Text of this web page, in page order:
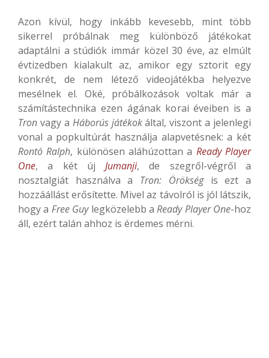
Azon kívül, hogy inkább kevesebb, mint több
sikerrel próbálnak meg különböző játékokat
adaptálni a stúdiók immár közel 30 éve, az elmúlt
évtizedben kialakult az, amikor egy sztorit egy
konkrét, de nem létező videojátékba helyezve
mesélnek el. Oké, próbálkozások voltak már a
számítástechnika ezen ágának korai éveiben is a
Tron vagy a Háborús játékokáltal, viszont a jelenlegi
vonal a popkultúrát használja alapvetésnek: a két
Rontó Ralph, különösen aláhúzottan a Ready Player
One, a két újJumanji, de szegről-végről a
nosztalgiát használva a Tron: Örökségis ezt a
hozzáállást erősítette. Mivel az távolról is jól látszik,
hogy a Free Guylegközelebb aReady Player One-hoz
áll, ezért talán ahhoz is érdemes mérni.